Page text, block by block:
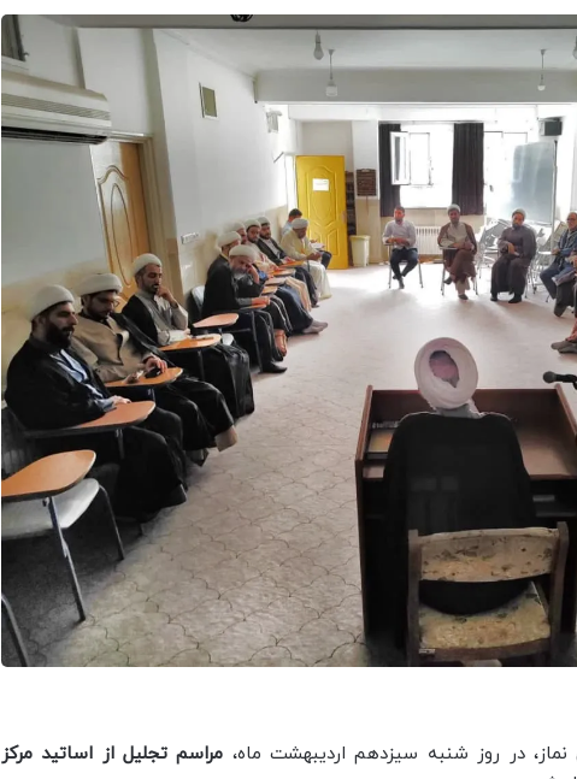
در روز شنبه سیزدهم اردیبهشت ماه، مراسم تجلیل از اساتید مرکز